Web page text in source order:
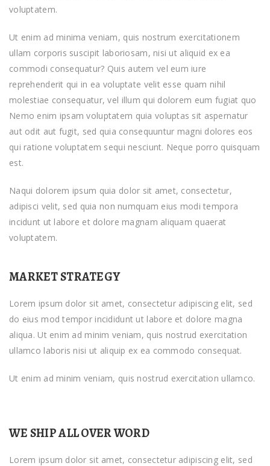
voluptatem.
Ut enim ad minima veniam, quis nostrum exercitationem
ullam corporis suscipit laboriosam, nisi ut aliquid ex ea
commodi consequatur? Quis autem vel eum iure
reprehenderit qui in ea voluptate velit esse quam nihil
molestiae consequatur, vel illum qui dolorem eum fugiat quo
Nemo enim ipsam voluptatem quia voluptas sit aspernatur
aut odit aut fugit, sed quia consequuntur magni dolores eos
qui ratione voluptatem sequi nesciunt. Neque porro quisquam
est.
Naqui dolorem ipsum quia dolor sit amet, consectetur,
adipisci velit, sed quia non numquam eius modi tempora
incidunt ut labore et dolore magnam aliquam quaerat
voluptatem.
MARKET STRATEGY
Lorem ipsum dolor sit amet, consectetur adipiscing elit, sed
do eius mod tempor incididunt ut labore et dolore magna
aliqua. Ut enim ad minim veniam, quis nostrud exercitation
ullamco laboris nisi ut aliquip ex ea commodo consequat.
Ut enim ad minim veniam, quis nostrud exercitation ullamco.
WE SHIP ALL OVER WORD
Lorem ipsum dolor sit amet, consectetur adipiscing elit, sed